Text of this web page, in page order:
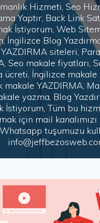
Hizmeti, Seo
Yaptır, Back Link
İstiyorum, Web
İngilizce Blog
siteleri,
Seo makale fiyatları,
ücreti, İngilizce makale
makale YAZDIRMA,
yazma, Blog
İstiyorum, Tüm bu
için mail
tuşumuzu